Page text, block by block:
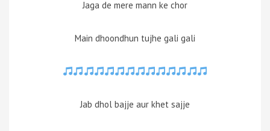
Jaga de mere mann ke chor
Main dhoondhun tujhe gali gali
Jab dhol bajje aur khet sajje